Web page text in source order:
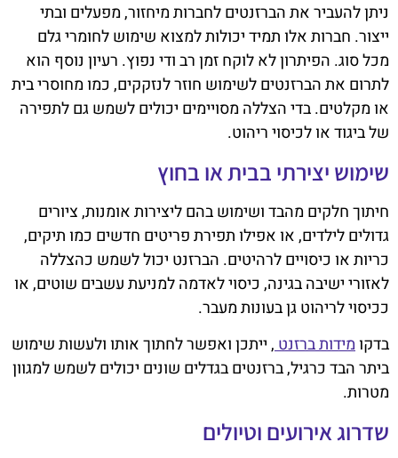
ניתן להעביר את הברזנטים לחברות מיחזור, מפעלים ובתי
ייצור. חברות אלו תמיד יכולות למצוא שימוש לחומרי גלם
מכל סוג. הפיתרון לא לוקח זמן רב ודי נפוץ. רעיון נוסף הוא
לתרום את הברזנטים לשימוש חוזר לנזקקים, כמו מחוסרי בית
או מקלטים. בדי הצללה מסויימים יכולים לשמש גם לתפירה
של ביגוד או לכיסוי ריהוט.
שימוש יצירתי בבית או בחוץ
חיתוך חלקים מהבד ושימוש בהם ליצירות אומנות, ציורים
גדולים לילדים, או אפילו תפירת פריטים חדשים כמו תיקים,
כריות או כיסויים לרהיטים. הברזנט יכול לשמש כהצללה
לאזורי ישיבה בגינה, כיסוי לאדמה למניעת עשבים שוטים, או
ככיסוי לריהוט גן בעונות מעבר.
בדקומידות ברזנט, ייתכן ואפשר לחתוך אותו ולעשות שימוש
ביתר הבד כרגיל, ברזנטים בגדלים שונים יכולים לשמש למגוון
מטרות.
שדרוג אירועים וטיולים